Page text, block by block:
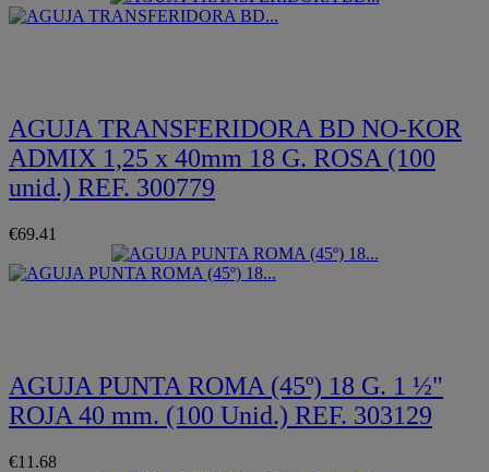
AGUJA TRANSFERIDORA BD NO-KOR
ADMIX 1,25 x 40mm 18 G. ROSA (100
unid.) REF. 300779
€69.41
AGUJA PUNTA ROMA (45º) 18 G. 1 ½"
ROJA 40 mm. (100 Unid.) REF. 303129
€11.68